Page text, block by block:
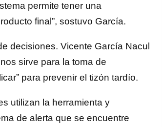
permite tener una
final”, sostuvo García.
decisiones. Vicente García Nacul
sirve para la toma de
para prevenir el tizón tardío.
utilizan la herramienta y
de alerta que se encuentre